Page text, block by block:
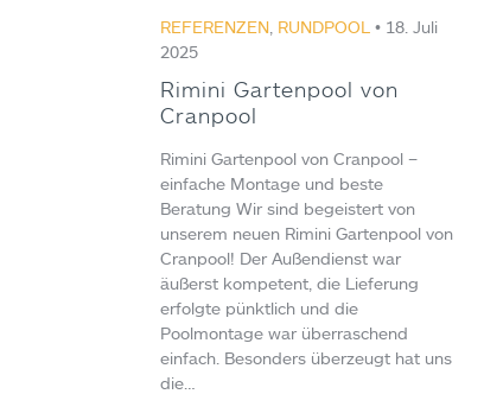
REFERENZEN RUNDPOOL • 18. Juli
2025
Rimini Gartenpool von
Cranpool
Rimini Gartenpool von Cranpool –
einfache Montage und beste
Beratung Wir sind begeistert von
unserem neuen Rimini Gartenpool von
Cranpool! Der Außendienst war
äußerst kompetent, die Lieferung
erfolgte pünktlich und die
Poolmontage war überraschend
einfach. Besonders überzeugt hat uns
die…